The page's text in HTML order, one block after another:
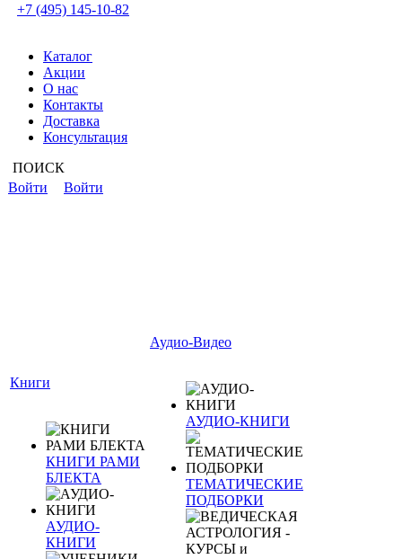
+7 (495) 145-10-82
Каталог
Акции
О нас
Контакты
Доставка
Консультация
ПОИСК
Войти
Войти
Книги
КНИГИ РАМИ
БЛЕКТА
АУДИО-
КНИГИ
Аудио-Видео
АУДИО-КНИГИ
ТЕМАТИЧЕСКИЕ
ПОДБОРКИ